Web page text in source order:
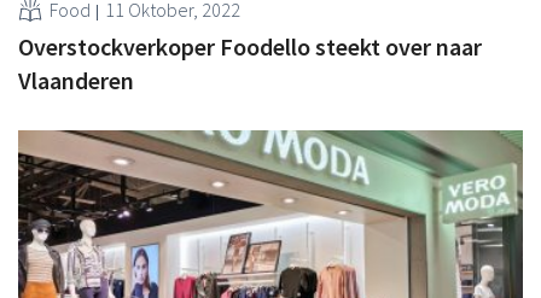
Food 11 Oktober, 2022
Overstockverkoper Foodello steekt over naar
Vlaanderen